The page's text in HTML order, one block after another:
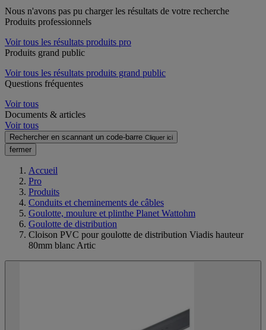
Nous n'avons pas pu charger les résultats de votre recherche
Produits professionnels
Voir tous les résultats produits pro
Produits grand public
Voir tous les résultats produits grand public
Questions fréquentes
Voir tous
Documents & articles
Voir tous
Rechercher en scannant un code-barre Cliquer ici
fermer
Accueil
Pro
Produits
Conduits et cheminements de câbles
Goulotte, moulure et plinthe Planet Wattohm
Goulotte de distribution
Cloison PVC pour goulotte de distribution Viadis hauteur
80mm blanc Artic